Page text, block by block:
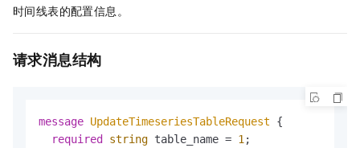
时间线表的配置信息。
请求消息结构
message UpdateTimeseriesTableRequest {
required
string table_name = 1 ;